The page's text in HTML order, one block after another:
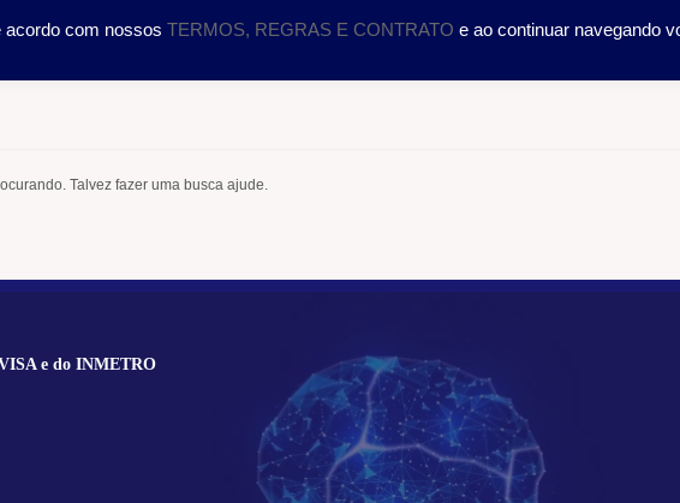
METODOLOGIA CURSOS SERVIÇOS CIENTÍFICO
Talvez fazer uma busca ajude.
e do INMETRO
acordo com nossos TERMOS, REGRAS E CONTRATO e ao continuar navegando